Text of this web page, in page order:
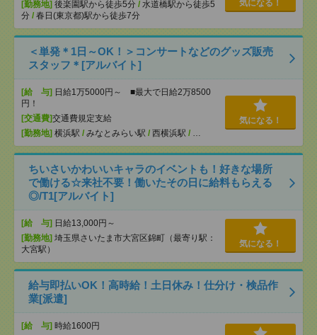
[勤務地] 後楽園駅から徒歩5分 / 水道橋駅から徒歩5
分 / 春日(東京都)駅から徒歩7分
気になる！
＜単発＊1日～OK！＞コンサートなどのグッズ販売
スタッフ＊[アルバイト]
[給 与] 日給1万5000円～ ■最大で日給2万8500
円！
[交通費]交通費規定支給
[勤務地] 横浜駅 / みなとみらい駅 / 西横浜駅 / …
気になる！
ちいさいかわいいキャラのイベントも！好きな場所
で働ける☆来社不要！働いたその日に給料もらえる
◎/T1[アルバイト]
[給 与] 日給13,000円～
[勤務地] 埼玉県さいたま市大宮区錦町（最寄り駅：
大宮駅）
気になる！
給与即払いOK！高時給！土日休み！仕分け・検品作
業[派遣]
[給 与] 時給1600円